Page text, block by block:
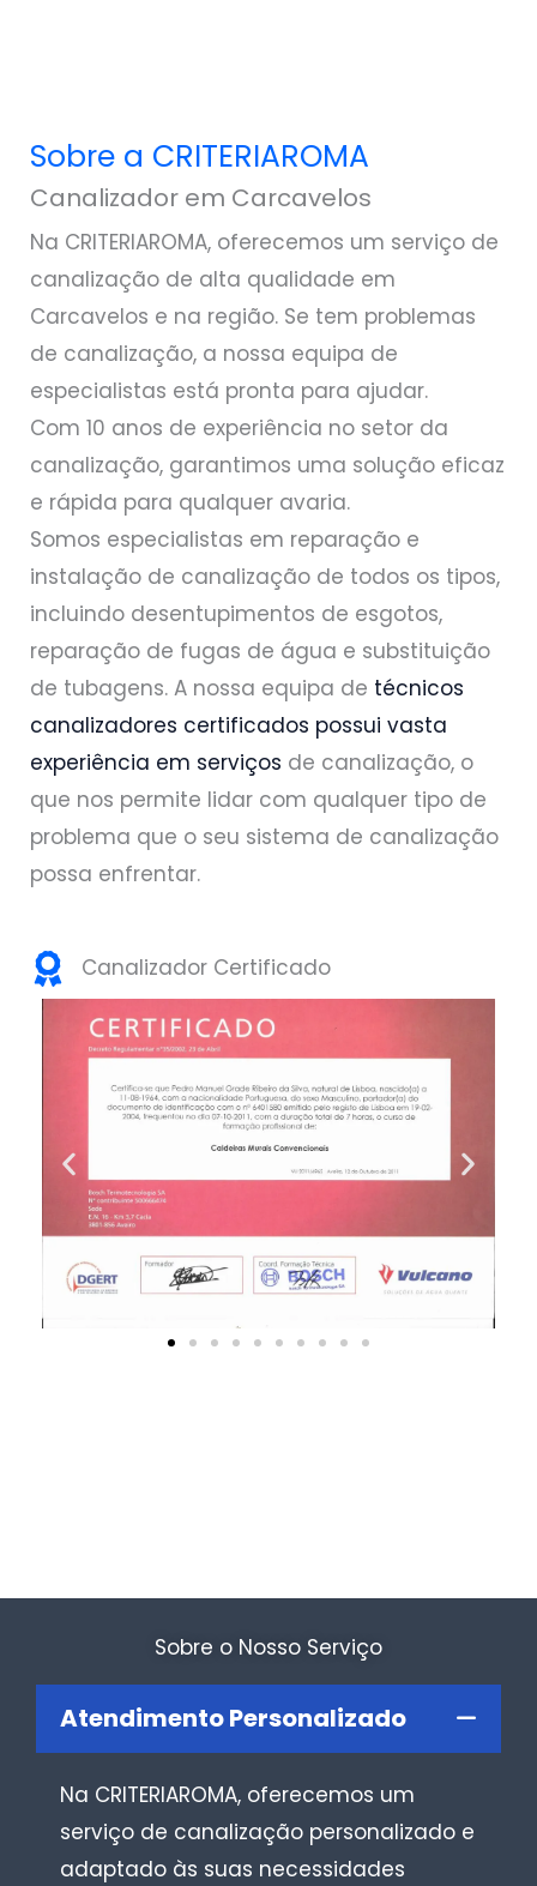
Sobre a CRITERIAROMA
Canalizador em Carcavelos
Na CRITERIAROMA, oferecemos um serviço de
canalização de alta qualidade em
Carcavelos e na região. Se tem problemas
de canalização, a nossa equipa de
especialistas está pronta para ajudar.
Com 10 anos de experiência no setor da
canalização, garantimos uma solução eficaz
e rápida para qualquer avaria.
Somos especialistas em reparação e
instalação de canalização de todos os tipos,
incluindo desentupimentos de esgotos,
reparação de fugas de água e substituição
de tubagens. A nossa equipa de técnicos
canalizadores certificados possui vasta
experiência em serviços de canalização, o
que nos permite lidar com qualquer tipo de
problema que o seu sistema de canalização
possa enfrentar.
Canalizador Certificado
Sobre o Nosso Serviço
Atendimento Personalizado
Na CRITERIAROMA, oferecemos um
serviço de canalização personalizado e
adaptado às suas necessidades